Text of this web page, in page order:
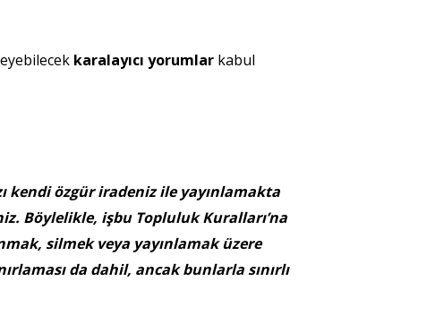
karalayıcı yorumlar kabul
kendi özgür iradeniz ile yayınlamakta
Böylelikle, işbu Topluluk Kuralları’na
silmek veya yayınlamak üzere
da dahil, ancak bunlarla sınırlı